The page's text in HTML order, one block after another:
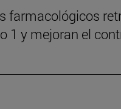
farmacológicos
1 y mejoran el